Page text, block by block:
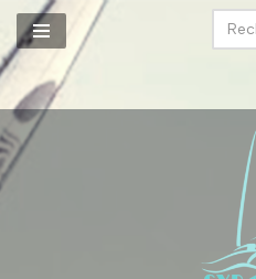
Aller
au
contenu